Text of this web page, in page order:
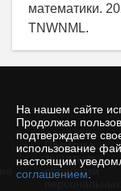
На нашем сайте
Продолжая
подтверждаете
использование
настоящим
соглашением
математики.
TNWNML.
Политика
защиты и
обработки